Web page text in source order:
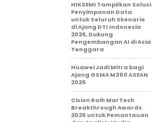
HIKSEMI Tampilkan Solusi
Penyimpanan Data
untuk Seluruh Skenario
di Ajang DTI Indonesia
2026, Dukung
Pengembangan AI di Asia
Tenggara
Huawei Jadi Mitra bagi
Ajang GSMA M360 ASEAN
2026
Cision Raih MarTech
Breakthrough Awards
2026 untuk Pemantauan